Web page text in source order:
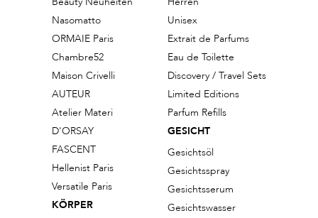
Nasomatto
ORMAIE Paris
Chambre52
Maison Crivelli
AUTEUR
Atelier Materi
D'ORSAY
FASCENT
Hellenist Paris
Versatile Paris
KÖRPER
Unisex
Extrait de Parfums
Eau de Toilette
Discovery / Travel Sets
Limited Editions
Parfum Refills
GESICHT
Gesichtsöl
Gesichtsspray
Gesichtsserum
Gesichtswasser